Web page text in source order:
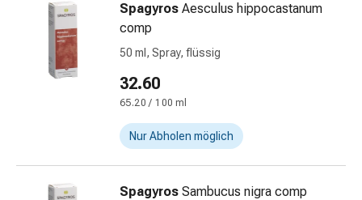
Schmerzmittel
Schmerztherapie
Kühlen
Beruhigung
Stimmungsschwankungen
Schlafstörungen
Spagyros Aesculus hippocastanum
comp
50 ml, Spray, flüssig
32.60
65.20 / 100 ml
Nur Abholen möglich
Spagyros Sambucus nigra comp